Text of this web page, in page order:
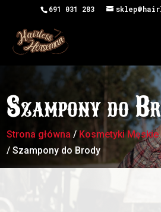
691 031 283
Szampony do
Strona główna / Kosmetyki Męskie
/ Szampony do Brody